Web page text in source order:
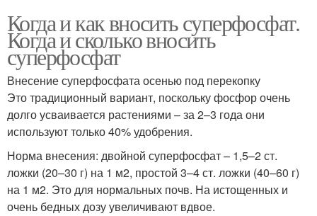
Когда и как вносить суперфосфат.
Когда и сколько вносить
суперфосфат
Внесение суперфосфата осенью под перекопку
Это традиционный вариант, поскольку фосфор очень
долго усваивается растениями – за 2–3 года они
используют только 40% удобрения.
Норма внесения: двойной суперфосфат – 1,5–2 ст.
ложки (20–30 г) на 1 м2, простой 3–4 ст. ложки (40–60 г)
на 1 м2. Это для нормальных почв. На истощенных и
очень бедных дозу увеличивают вдвое.